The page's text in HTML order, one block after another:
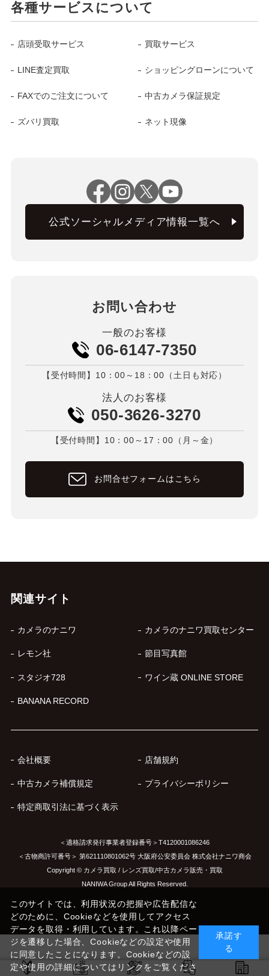
各種サービスについて
店頭受取サービス 買取サービス
LINE査定買取 ショッピングローンについて
FAXでのご注文について 中古カメラ保証規定
ズバリ買取 ネット現像
公式ソーシャルメディア情報一覧へ
お問い合わせ
一般のお客様
06-6147-7350
【受付時間】10：00～18：00（土日も対応）
法人のお客様
050-3626-3270
【受付時間】10：00～17：00（月～金）
お問合せフォームはこちら
関連サイト
カメラのナニワ カメラのナニワ買取センター
レモン社 節目写真館
スタジオ728 ワイン蔵 ONLINE STORE
BANANA RECORD
会社概要 店舗規約
中古カメラ補償規定 プライバシーポリシー
特定商取引法に基づく表示
＜適格請求発行事業者登録番号＞T4120001086246
＜古物商許可番号＞ 第621110801062号 大阪府公安委員会 株式会社ナニワ商会
Copyright © カメラ買取 / レンズ買取/中古カメラ販売・買取
NANIWA Group All Rights Reserved.
このサイトでは、利用状況の把握や広告配信な
どのために、Cookieなどを使用してアクセス
データを取得・利用しています。これ以降ペー
ジを遷移した場合、Cookieなどの設定や使用
に同意したことになります。Cookieなどの設
定や使用の詳細についてはリンクをご覧くださ
承諾す
る